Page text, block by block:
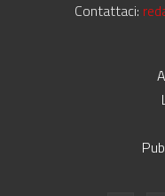
Contattaci: